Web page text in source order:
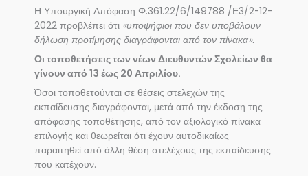
Η Υπουργική Απόφαση Φ.361.22/6/149788 /Ε3/2-12-
2022 προβλέπει ότι «υποψήφιοι που δεν υποβάλουν
δήλωση προτίμησης διαγράφονται από τον πίνακα».
Οι τοποθετήσεις των νέων Διευθυντών Σχολείων θα
γίνουν από 13 έως 20 Απριλίου.
Όσοι τοποθετούνται σε θέσεις στελεχών της
εκπαίδευσης διαγράφονται, μετά από την έκδοση της
απόφασης τοποθέτησης, από τον αξιολογικό πίνακα
επιλογής και θεωρείται ότι έχουν αυτοδικαίως
παραιτηθεί από άλλη θέση στελέχους της εκπαίδευσης
που κατέχουν.